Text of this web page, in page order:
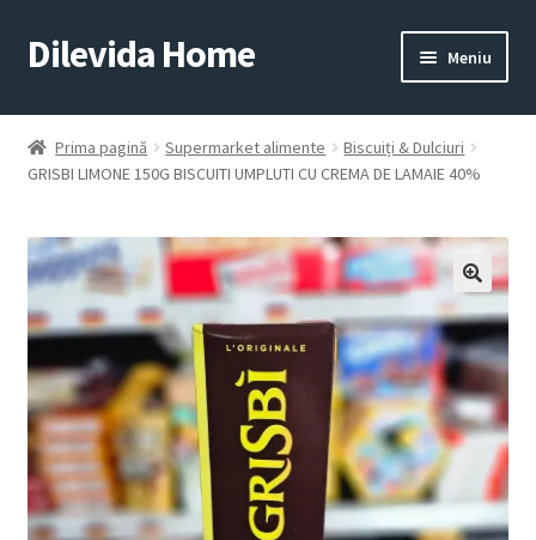
Sari
la
Sari
la
Dilevida Home Meniu
COPII
JUCARII
ROYALTY
LINE
Prima pagină Supermarket alimente
Biscuiți & Dulciuri
GRISBI LIMONE 150G BISCUITI UMPLUTI CU CREMA DE LAMAIE 40%